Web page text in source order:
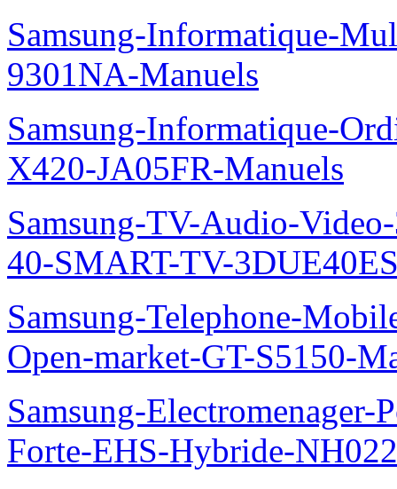
Samsung-Informatique-
9301NA-Manuels
Samsung-Informatique-
X420-JA05FR-Manuels
Samsung-TV-Audio-
40-SMART-TV-
Samsung-Telephone-
Open-market-GT-S5150-
Samsung-
Forte-EHS-Hybride-